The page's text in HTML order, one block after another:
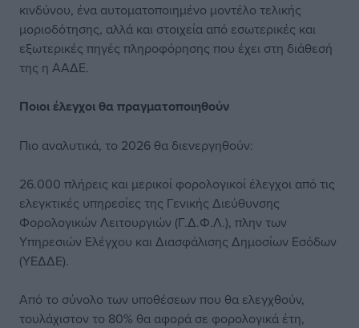
κινδύνου, ένα αυτοματοποιημένο μοντέλο τελικής
μοριοδότησης, αλλά και στοιχεία από εσωτερικές και
εξωτερικές πηγές πληροφόρησης που έχει στη διάθεσή
της η ΑΑΔΕ.
Ποιοι έλεγχοι θα πραγματοποιηθούν
Πιο αναλυτικά, το 2026 θα διενεργηθούν:
26.000 πλήρεις και μερικοί φορολογικοί έλεγχοι από τις
ελεγκτικές υπηρεσίες της Γενικής Διεύθυνσης
Φορολογικών Λειτουργιών (Γ.Δ.Φ.Λ.), πλην των
Υπηρεσιών Ελέγχου και Διασφάλισης Δημοσίων Εσόδων
(ΥΕΔΔΕ).
Από το σύνολο των υποθέσεων που θα ελεγχθούν,
τουλάχιστον το 80% θα αφορά σε φορολογικά έτη,